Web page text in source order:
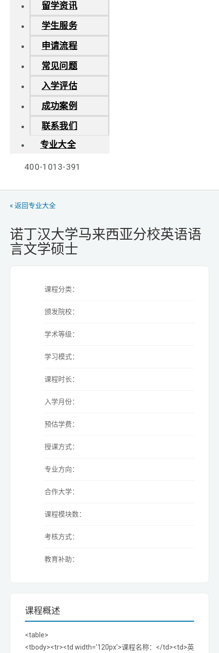
留学资讯
学生服务
申请流程
常见问题
入学评估
成功案例
联系我们
专业大全
400-1013-391
« 返回专业大全
诺丁汉大学马来西亚分校英语语
言文学硕士
课程分类：
颁发院校：
学术等级：
学习模式：
课程时长：
入学月份：
预估学费：
授课方式：
专业方向：
合作大学：
课程模块数：
考核方式：
教育补助：
课程概述
<table>
<tbody><tr><td width='120px'>课程名称：</td><td>英